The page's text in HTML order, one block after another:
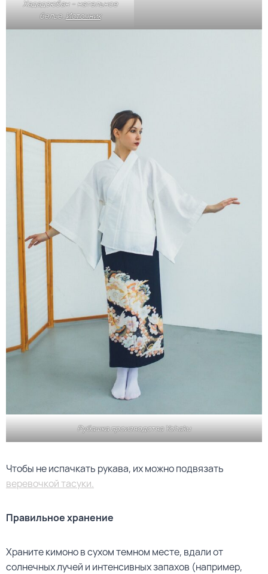
Хададзюбан – нательное
белье.Источник
Рубашка производства Yohaku
Чтобы не испачкать рукава, их можно подвязать
веревочкой тасуки.
Правильное хранение
Храните кимоно в сухом темном месте, вдали от
солнечных лучей и интенсивных запахов (например,